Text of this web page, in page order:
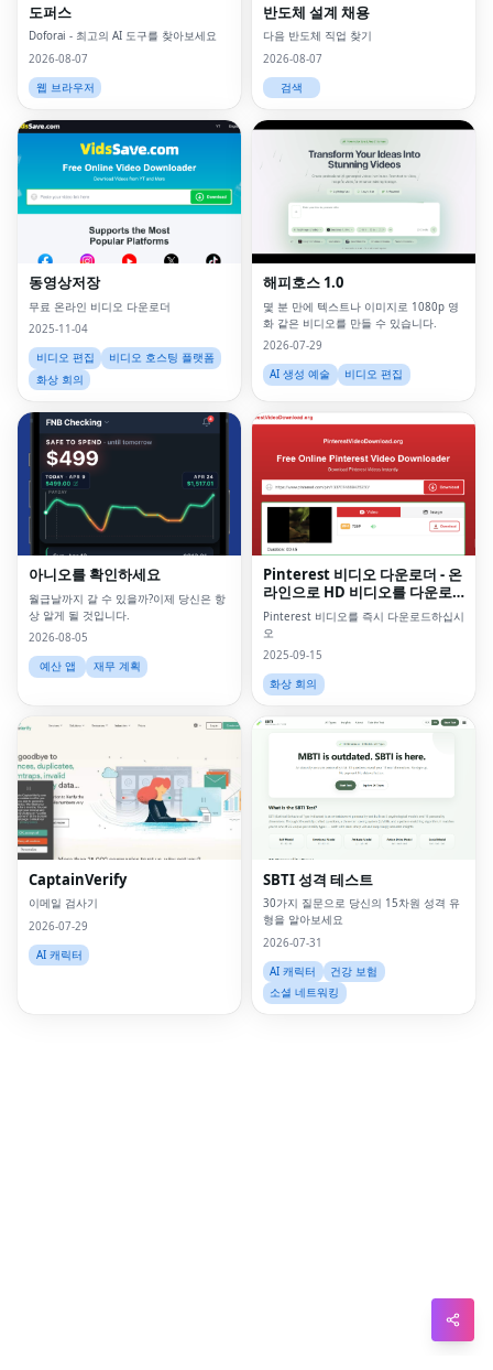
도퍼스
Doforai - 최고의 AI 도구를 찾아보세요
2026-08-07
웹 브라우저
반도체 설계 채용
다음 반도체 직업 찾기
2026-08-07
검색
동영상저장
무료 온라인 비디오 다운로더
2025-11-04
비디오 편집
비디오 호스팅 플랫폼
화상 회의
해피호스 1.0
몇 분 만에 텍스트나 이미지로 1080p 영
화 같은 비디오를 만들 수 있습니다.
2026-07-29
AI 생성 예술
비디오 편집
아니오를 확인하세요
월급날까지 갈 수 있을까?이제 당신은 항
상 알게 될 것입니다.
2026-08-05
예산 앱
재무 계획
Pinterest 비디오 다운로더 - 온
라인으로 HD 비디오를 다운로
드하십시오
Pinterest 비디오를 즉시 다운로드하십시
오
2025-09-15
화상 회의
CaptainVerify
이메일 검사기
2026-07-29
AI 캐릭터
SBTI 성격 테스트
30가지 질문으로 당신의 15차원 성격 유
형을 알아보세요
2026-07-31
AI 캐릭터
건강 보험
소셜 네트워킹